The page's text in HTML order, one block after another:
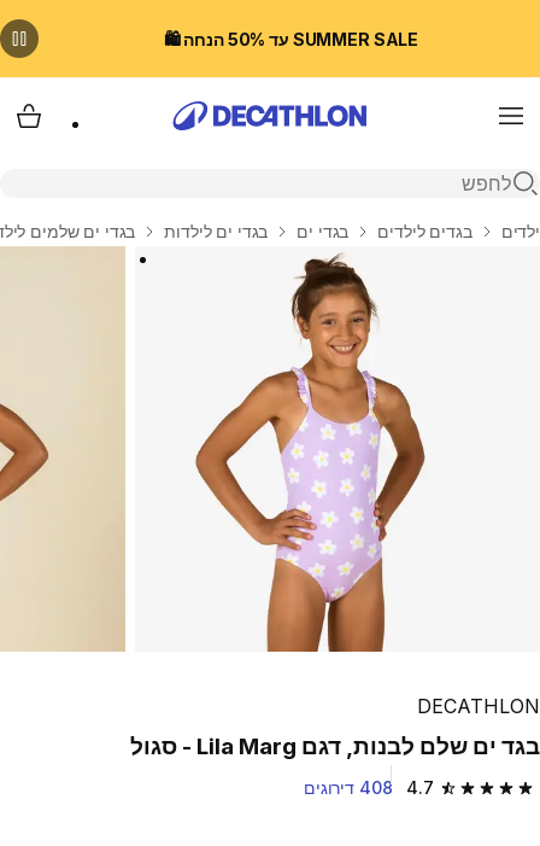
SUMMER SALE עד 50% הנחה 🛍️
Menu
פתיחת חיפוש
בית
ילדים בגדים לילדים בגדי ים בגדי ים לילדות בגדי ים שלמים
DECATHLON
בגד ים שלם לבנות, דגם Lila Marg - סגול
4.7 4.7 out of 5 stars from 408 reviews 408 דירוגים